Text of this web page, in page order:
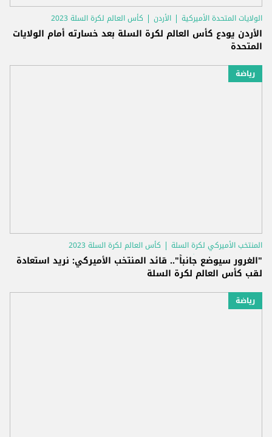
الولايات المتحدة الأميركية الأردن كأس العالم لكرة السلة 2023
الأردن يودع كأس العالم لكرة السلة بعد خسارته أمام الولايات
المتحدة
رياضة
المنتخب الأميركي لكرة السلة
كأس العالم لكرة السلة 2023
الولايات المتحدة الأميركية
"الغرور سيوضع جانباً".. قائد المنتخب الأميركي: نريد استعادة
لقب كأس العالم لكرة السلة
رياضة